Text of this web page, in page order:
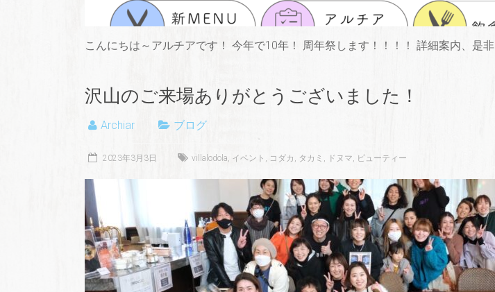
こんにちは～アルチアです！ 今年で10年！ 周年祭します！！！！ 詳細案内、是非
沢山のご来場ありがとうございました！
Archiar ブログ
2023年3月3日 villalodola, イベント , コダカ , タカミ , ドヌマ, ビューティー